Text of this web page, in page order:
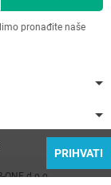
pronađite naše
d.o.o.
PRIHVATI